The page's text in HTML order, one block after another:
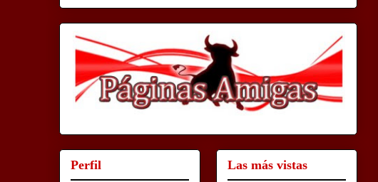
Perfil Las más vistas